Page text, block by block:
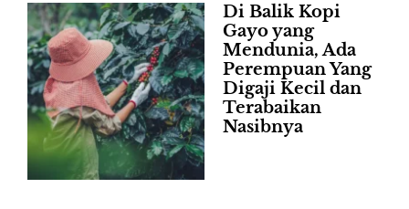
Di Balik Kopi
Gayo yang
Mendunia, Ada
Perempuan Yang
Digaji Kecil dan
Terabaikan
Nasibnya